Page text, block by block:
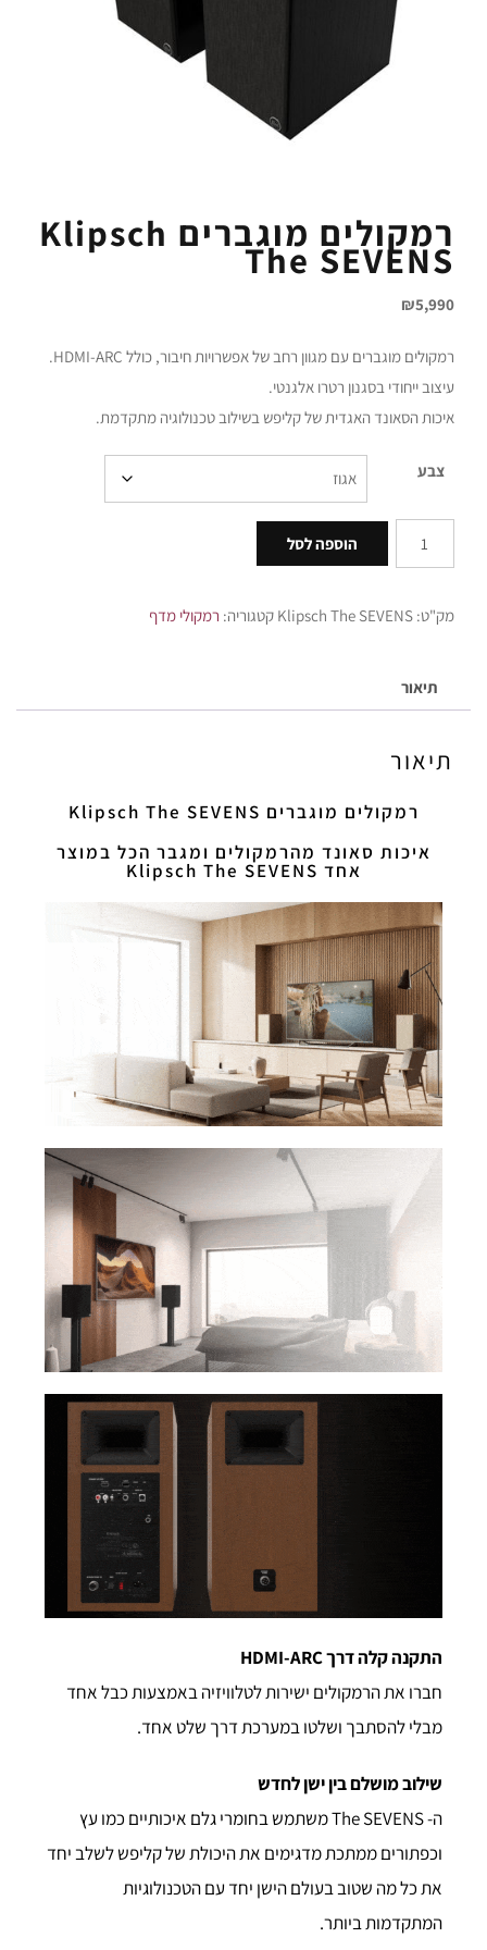
רמקולים מוגברים Klipsch
The SEVENS
₪5,990
רמקולים מוגברים עם מגוון רחב של אפשרויות חיבור, כולל HDMI-ARC.
עיצוב ייחודי בסגנון רטרו אלגנטי.
איכות הסאונד האגדית של קליפש בשילוב טכנולוגיה מתקדמת.
צבע
הוספה לסל
מק"ט: Klipsch The SEVENS קטגוריה: רמקולי מדף
תיאור
תיאור
רמקולים מוגברים Klipsch The SEVENS
איכות סאונד מהרמקולים ומגבר הכל במוצר
אחד Klipsch The SEVENS
התקנה קלה דרך HDMI-ARC
חברו את הרמקולים ישירות לטלוויזיה באמצעות כבל אחד
מבלי להסתבך ושלטו במערכת דרך שלט אחד.
שילוב מושלם בין ישן לחדש
ה- The SEVENS משתמש בחומרי גלם איכותיים כמו עץ
וכפתורים ממתכת מדגימים את היכולת של קליפש לשלב יחד
את כל מה שטוב בעולם הישן יחד עם הטכנולוגיות
המתקדמות ביותר.